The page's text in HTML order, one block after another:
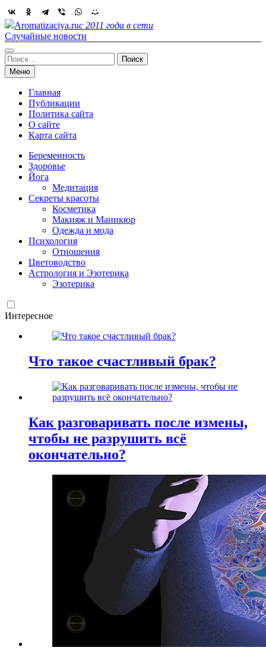
Skip
to
content
Aromatizaciya.ruс 2011 года в сети
Случайные новости
Найти:
Меню
Главная
Публикации
Политика сайта
О сайте
Карта сайта
Беременность
Здоровье
Йога
Медитация
Секреты красоты
Косметика
Макияж и Маникюр
Одежда и мода
Психология
Отношения
Цветоводство
Астрология и Эзотерика
Эзотерика
Интересное
Что такое счастливый брак?
Как разговаривать после измены,
чтобы не разрушить всё
окончательно?